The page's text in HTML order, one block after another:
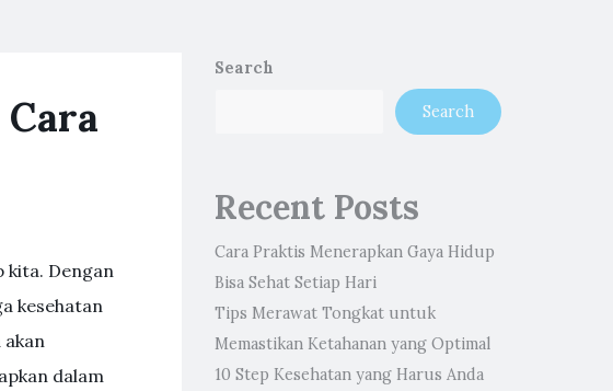
kita. Dengan
kesehatan
dalam
Search
Search
Recent Posts
Cara Praktis Menerapkan Gaya Hidup
Bisa Sehat Setiap Hari
Tips Merawat Tongkat untuk
Memastikan Ketahanan yang Optimal
10 Step Kesehatan yang Harus Anda